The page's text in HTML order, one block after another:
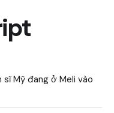
Mỹ đang ở Meli vào